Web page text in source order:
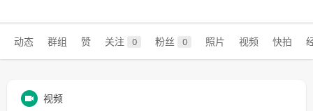
动态 群组 赞 关注 0 粉丝 0 照片 视频 快拍
视频